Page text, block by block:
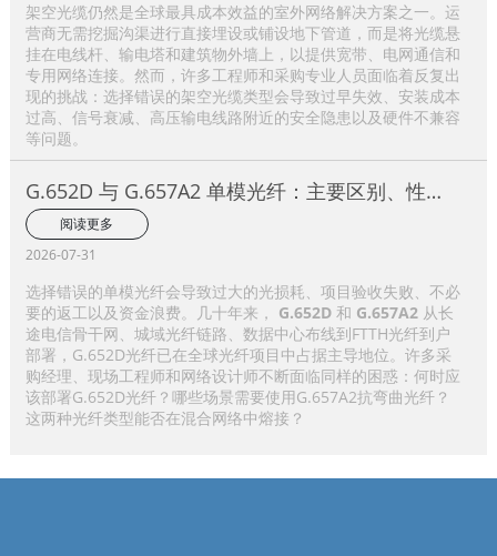
架空光缆仍然是全球最具成本效益的室外网络解决方案之一。运
营商无需挖掘沟渠进行直接埋设或铺设地下管道，而是将光缆悬
挂在电线杆、输电塔和建筑物外墙上，以提供宽带、电网通信和
专用网络连接。然而，许多工程师和采购专业人员面临着反复出
现的挑战：选择错误的架空光缆类型会导致过早失效、安装成本
过高、信号衰减、高压输电线路附近的安全隐患以及硬件不兼容
等问题。
G.652D 与 G.657A2 单模光纤：主要区别、性能
比较及应用选择指南
阅读更多
2026-07-31
选择错误的单模光纤会导致过大的光损耗、项目验收失败、不必
要的返工以及资金浪费。几十年来， G.652D和 G.657A2从长
途电信骨干网、城域光纤链路、数据中心布线到FTTH光纤到户
部署，G.652D光纤已在全球光纤项目中占据主导地位。许多采
购经理、现场工程师和网络设计师不断面临同样的困惑：何时应
该部署G.652D光纤？哪些场景需要使用G.657A2抗弯曲光纤？
这两种光纤类型能否在混合网络中熔接？